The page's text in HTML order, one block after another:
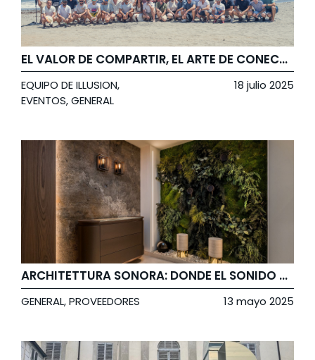
EL VALOR DE COMPARTIR, EL ARTE DE CONECTAR
EQUIPO DE ILLUSION,
EVENTOS,GENERAL
18 julio 2025
ARCHITETTURA SONORA: DONDE EL SONIDO SE CONVIERTE EN ARTE
GENERAL,PROVEEDORES 13 mayo 2025